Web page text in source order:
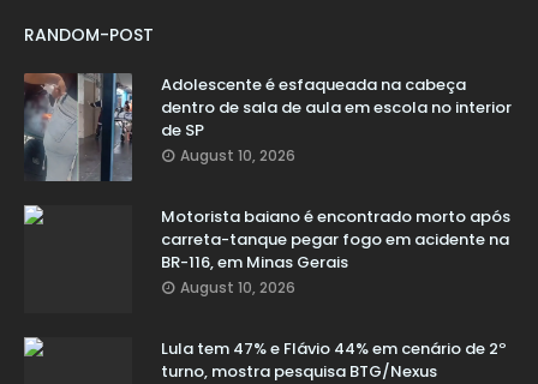
RANDOM-POST
Adolescente é esfaqueada na cabeça
dentro de sala de aula em escola no interior
de SP
August 10, 2026
Motorista baiano é encontrado morto após
carreta-tanque pegar fogo em acidente na
BR-116, em Minas Gerais
August 10, 2026
Lula tem 47% e Flávio 44% em cenário de 2º
turno, mostra pesquisa BTG/Nexus